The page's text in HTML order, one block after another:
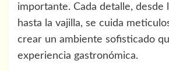
importante. Cada detalle, desde
hasta la vajilla, se cuida
crear un ambiente sofisticado
experiencia gastronómica.